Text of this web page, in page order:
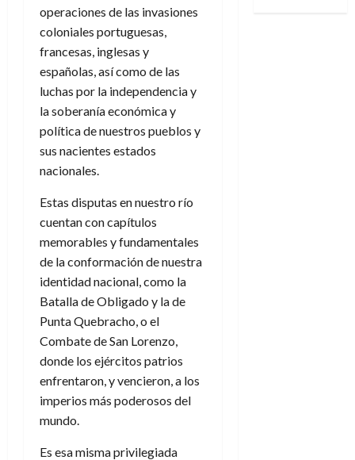
operaciones de las invasiones
coloniales portuguesas,
francesas, inglesas y
españolas, así como de las
luchas por la independencia y
la soberanía económica y
política de nuestros pueblos y
sus nacientes estados
nacionales.
Estas disputas en nuestro río
cuentan con capítulos
memorables y fundamentales
de la conformación de nuestra
identidad nacional, como la
Batalla de Obligado y la de
Punta Quebracho, o el
Combate de San Lorenzo,
donde los ejércitos patrios
enfrentaron, y vencieron, a los
imperios más poderosos del
mundo.
Es esa misma privilegiada